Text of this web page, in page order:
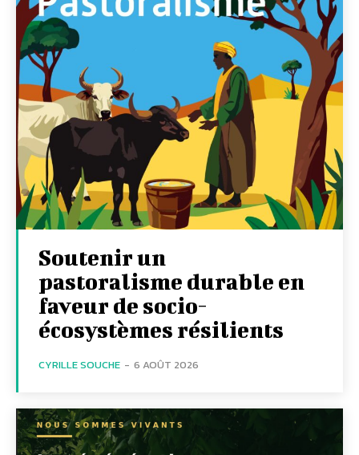
Soutenir un
pastoralisme durable en
faveur de socio-
écosystèmes résilients
CYRILLE SOUCHE - 6 AOÛT 2026